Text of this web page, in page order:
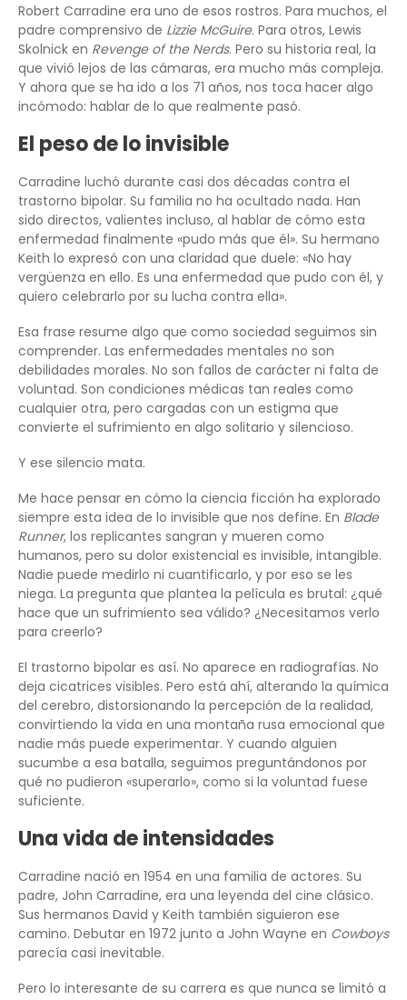
Robert Carradine era uno de esos rostros. Para muchos, el
padre comprensivo de Lizzie McGuire. Para otros, Lewis
Skolnick en Revenge of the Nerds. Pero su historia real, la
que vivió lejos de las cámaras, era mucho más compleja.
Y ahora que se ha ido a los 71 años, nos toca hacer algo
incómodo: hablar de lo que realmente pasó.
El peso de lo invisible
Carradine luchó durante casi dos décadas contra el
trastorno bipolar. Su familia no ha ocultado nada. Han
sido directos, valientes incluso, al hablar de cómo esta
enfermedad finalmente «pudo más que él». Su hermano
Keith lo expresó con una claridad que duele: «No hay
vergüenza en ello. Es una enfermedad que pudo con él, y
quiero celebrarlo por su lucha contra ella».
Esa frase resume algo que como sociedad seguimos sin
comprender. Las enfermedades mentales no son
debilidades morales. No son fallos de carácter ni falta de
voluntad. Son condiciones médicas tan reales como
cualquier otra, pero cargadas con un estigma que
convierte el sufrimiento en algo solitario y silencioso.
Y ese silencio mata.
Me hace pensar en cómo la ciencia ficción ha explorado
siempre esta idea de lo invisible que nos define. En Blade
Runner, los replicantes sangran y mueren como
humanos, pero su dolor existencial es invisible, intangible.
Nadie puede medirlo ni cuantificarlo, y por eso se les
niega. La pregunta que plantea la película es brutal: ¿qué
hace que un sufrimiento sea válido? ¿Necesitamos verlo
para creerlo?
El trastorno bipolar es así. No aparece en radiografías. No
deja cicatrices visibles. Pero está ahí, alterando la química
del cerebro, distorsionando la percepción de la realidad,
convirtiendo la vida en una montaña rusa emocional que
nadie más puede experimentar. Y cuando alguien
sucumbe a esa batalla, seguimos preguntándonos por
qué no pudieron «superarlo», como si la voluntad fuese
suficiente.
Una vida de intensidades
Carradine nació en 1954 en una familia de actores. Su
padre, John Carradine, era una leyenda del cine clásico.
Sus hermanos David y Keith también siguieron ese
camino. Debutar en 1972 junto a John Wayne en Cowboys
parecía casi inevitable.
Pero lo interesante de su carrera es que nunca se limitó a